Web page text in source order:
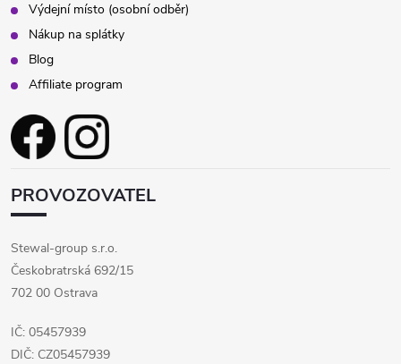
Výdejní místo (osobní odběr)
Nákup na splátky
Blog
Affiliate program
PROVOZOVATEL
Stewal-group s.r.o.
Českobratrská 692/15
702 00 Ostrava
IČ: 05457939
DIČ: CZ05457939